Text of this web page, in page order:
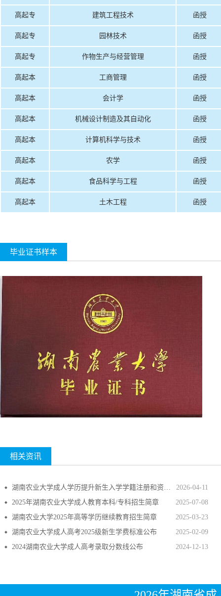
高起专 建筑工程技术 函授
高起专 园林技术 函授
高起专 作物生产与经营管理 函授
高起本 工商管理 函授
高起本 会计学 函授
高起本 机械设计制造及其自动化 函授
高起本 计算机科学与技术 函授
高起本 农学 函授
高起本 食品科学与工程 函授
高起本 土木工程 函授
毕业证书样本
相关资讯
2026-04-11
湖南农业大学成人学历提升新生入学学籍注册和资格审查政策
2025-07-08
2025年湖南农业大学成人教育本科/专科招生简章
2025-03-23
湖南农业大学2025年高等学历继续教育招生简章
2025-02-09
湖南农业大学成人高考2025级新生学费标准公布
2024-12-13
2024湖南农业大学成人高考录取分数线公布